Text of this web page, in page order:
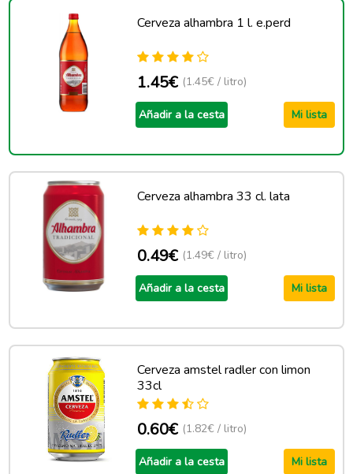
Cerveza alhambra 1 l. e.perd
1.45€ (1.45€ / litro)
Añadir a la cesta Mi lista
Cerveza alhambra 33 cl. lata
0.49€ (1.49€ / litro)
Añadir a la cesta Mi lista
Cerveza amstel radler con limon
33cl
0.60€ (1.82€ / litro)
Añadir a la cesta Mi lista